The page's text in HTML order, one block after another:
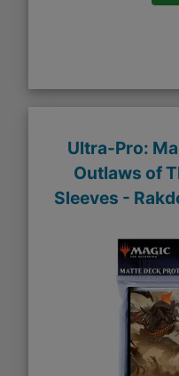
Ultra-Pro:
Outlaws of
Sleeves -